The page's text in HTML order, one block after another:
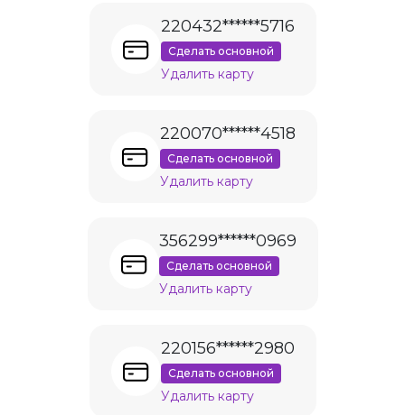
220432******5716
Сделать основной
Удалить карту
220070******4518
Сделать основной
Удалить карту
356299******0969
Сделать основной
Удалить карту
220156******2980
Сделать основной
Удалить карту